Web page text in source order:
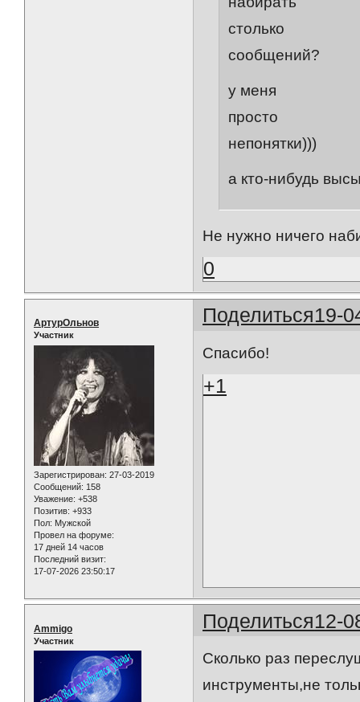
столько
сообщений?
у меня
просто
непонятки)))
а кто-нибудь
Не нужно ничего
0
Поделиться19-
АртурОльнов
Участник
Зарегистрирован: 27-03-2019
Сообщений: 158
Уважение: +538
Позитив: +933
Пол: Мужской
Провел на форуме:
17 дней 14 часов
Последний визит:
17-07-2026 23:50:17
Спасибо!
+1
Поделиться12-
Ammigo
Участник
Сколько раз
инструменты,не